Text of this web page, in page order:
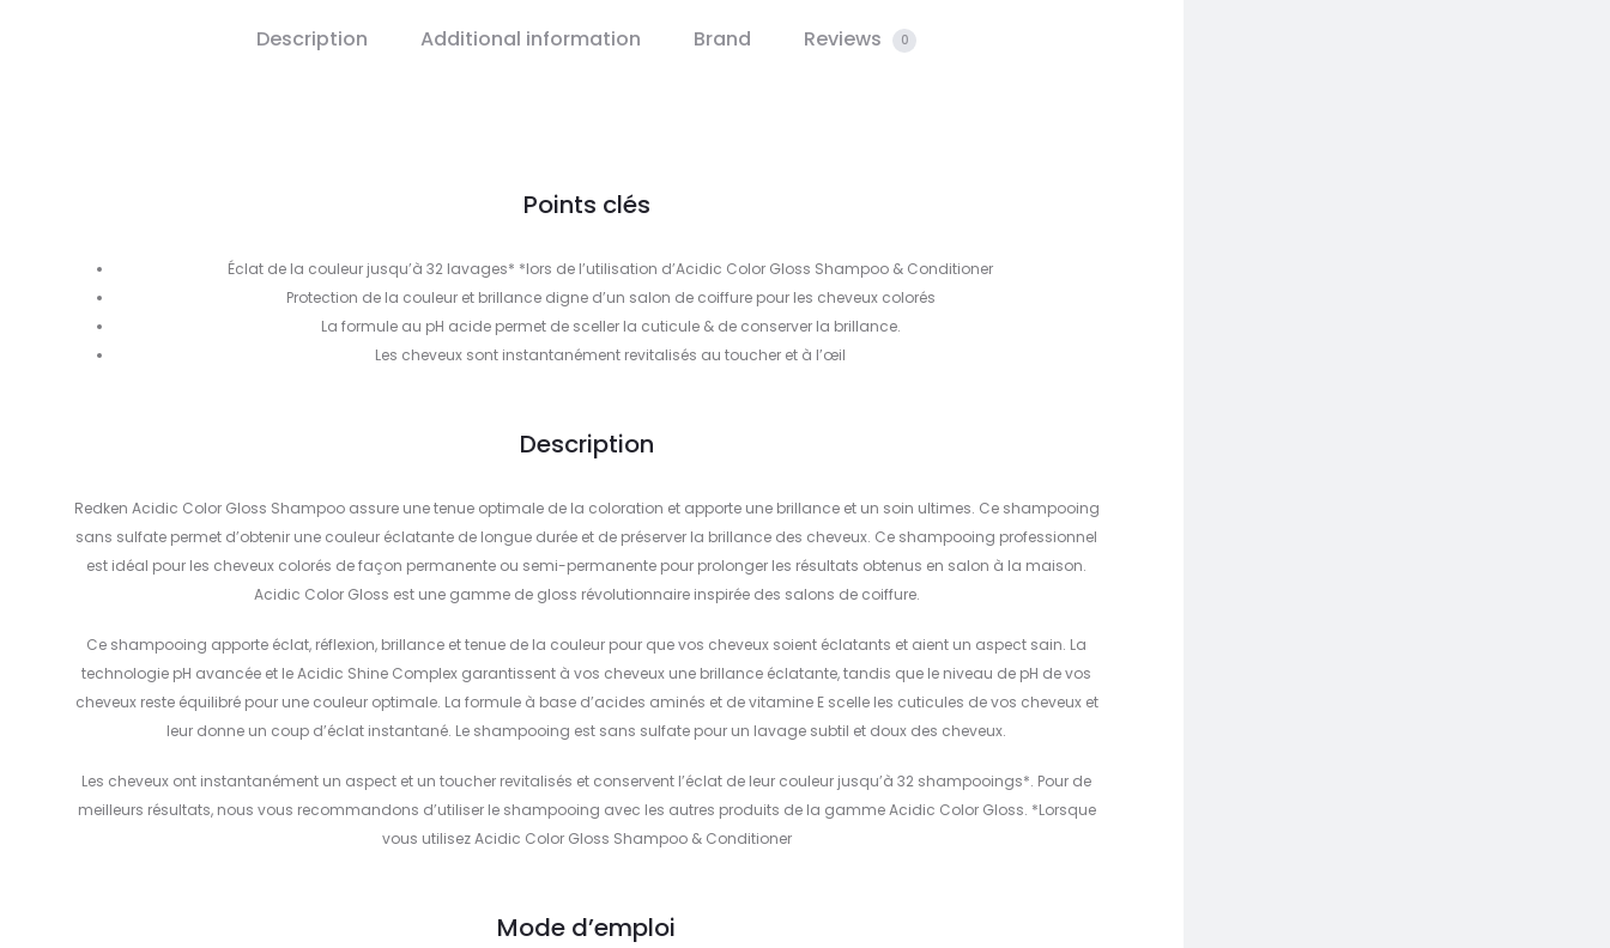
Description Additional information Brand Reviews 0
Points clés
Éclat de la couleur jusqu’à 32 lavages* *lors de l’utilisation d’Acidic Color Gloss Shampoo & Conditioner
Protection de la couleur et brillance digne d’un salon de coiffure pour les cheveux colorés
La formule au pH acide permet de sceller la cuticule & de conserver la brillance.
Les cheveux sont instantanément revitalisés au toucher et à l’œil
Description
Redken Acidic Color Gloss Shampoo assure une tenue optimale de la coloration et apporte une brillance et un soin ultimes. Ce shampooing
sans sulfate permet d’obtenir une couleur éclatante de longue durée et de préserver la brillance des cheveux. Ce shampooing professionnel
est idéal pour les cheveux colorés de façon permanente ou semi-permanente pour prolonger les résultats obtenus en salon à la maison.
Acidic Color Gloss est une gamme de gloss révolutionnaire inspirée des salons de coiffure.
Ce shampooing apporte éclat, réflexion, brillance et tenue de la couleur pour que vos cheveux soient éclatants et aient un aspect sain. La
technologie pH avancée et le Acidic Shine Complex garantissent à vos cheveux une brillance éclatante, tandis que le niveau de pH de vos
cheveux reste équilibré pour une couleur optimale. La formule à base d’acides aminés et de vitamine E scelle les cuticules de vos cheveux et
leur donne un coup d’éclat instantané. Le shampooing est sans sulfate pour un lavage subtil et doux des cheveux.
Les cheveux ont instantanément un aspect et un toucher revitalisés et conservent l’éclat de leur couleur jusqu’à 32 shampooings*. Pour de
meilleurs résultats, nous vous recommandons d’utiliser le shampooing avec les autres produits de la gamme Acidic Color Gloss. *Lorsque
vous utilisez Acidic Color Gloss Shampoo & Conditioner
Mode d’emploi